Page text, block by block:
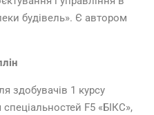
будівель». Є автором
здобувачів 1 курсу
F5 «БІКС»,